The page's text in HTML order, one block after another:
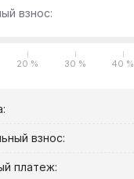
взнос:
20 % 30 % 40 %
взнос:
платеж: